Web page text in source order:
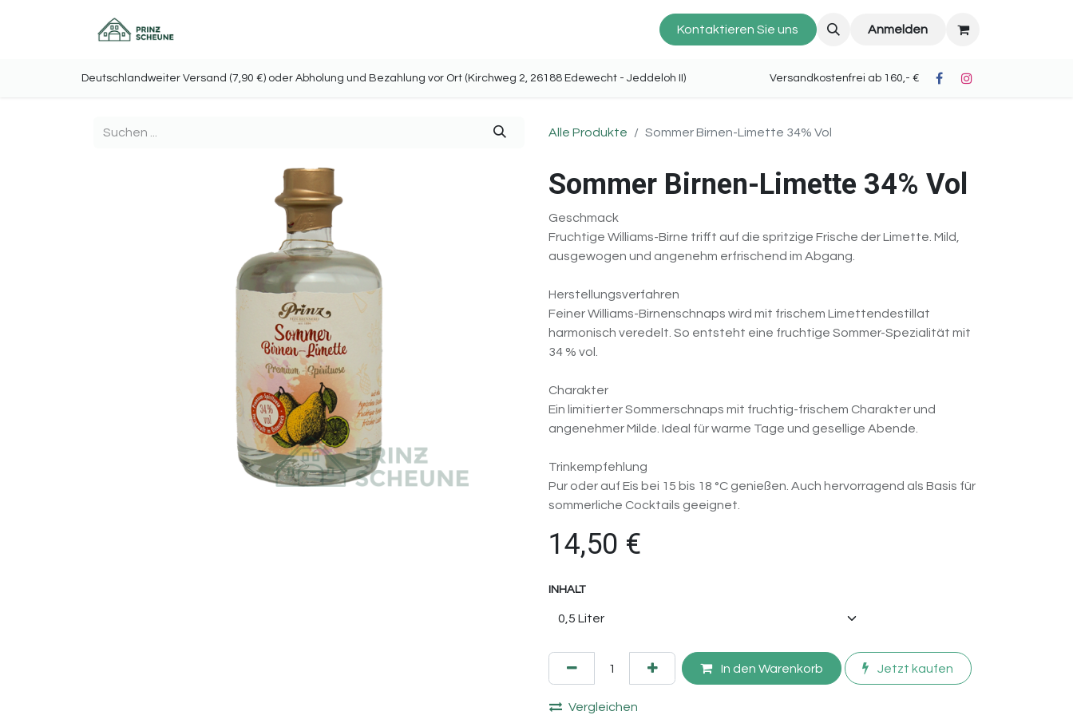
Kontaktieren Sie uns Anmelden
Deutschlandweiter Versand (7,90 €) oder Abholung und Bezahlung vor Ort (Kirchweg 2, 26188 Edewecht - Jeddeloh II) Versandkostenfrei ab 160,- €
Alle Produkte Sommer Birnen-Limette 34% Vol
Sommer Birnen-Limette 34% Vol
Geschmack
Fruchtige Williams-Birne trifft auf die spritzige Frische der Limette. Mild,
ausgewogen und angenehm erfrischend im Abgang.
Herstellungsverfahren
Feiner Williams-Birnenschnaps wird mit frischem Limettendestillat
harmonisch veredelt. So entsteht eine fruchtige Sommer-Spezialität mit
34 % vol.
Charakter
Ein limitierter Sommerschnaps mit fruchtig-frischem Charakter und
angenehmer Milde. Ideal für warme Tage und gesellige Abende.
Trinkempfehlung
Pur oder auf Eis bei 15 bis 18 °C genießen. Auch hervorragend als Basis für
sommerliche Cocktails geeignet.
14,50 €
INHALT
In den Warenkorb Jetzt kaufen
Vergleichen